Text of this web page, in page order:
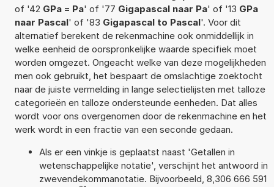
of '42 GPa = Pa' of '77 Gigapascal naar Pa' of '13 GPa
naar Pascal' of '83 Gigapascal to Pascal'. Voor dit
alternatief berekent de rekenmachine ook onmiddellijk in
welke eenheid de oorspronkelijke waarde specifiek moet
worden omgezet. Ongeacht welke van deze mogelijkheden
men ook gebruikt, het bespaart de omslachtige zoektocht
naar de juiste vermelding in lange selectielijsten met talloze
categorieën en talloze ondersteunde eenheden. Dat alles
wordt voor ons overgenomen door de rekenmachine en het
werk wordt in een fractie van een seconde gedaan.
Als er een vinkje is geplaatst naast 'Getallen in
wetenschappelijke notatie', verschijnt het antwoord in
zwevendekommanotatie. Bijvoorbeeld, 8,306 666 591